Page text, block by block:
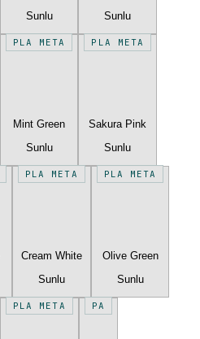
Sunlu
Sunlu
PLA META
Mint Green
Sunlu
PLA META
Sakura Pink
Sunlu
PLA META
Cream White
Sunlu
PLA META
Olive Green
Sunlu
PLA META PA